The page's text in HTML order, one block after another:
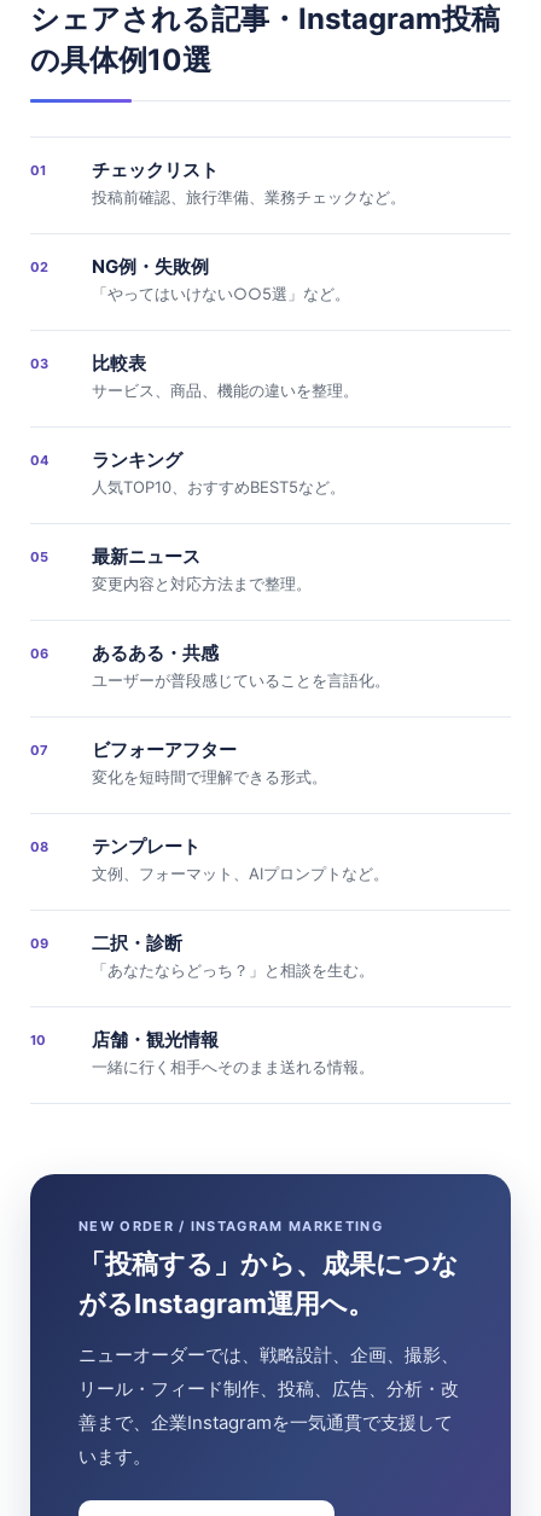
シェアされる記事・Instagram投稿
の具体例10選
01 チェックリスト
投稿前確認、旅行準備、業務チェックなど。
02 NG例・失敗例
「やってはいけない○○5選」など。
03 比較表
サービス、商品、機能の違いを整理。
04 ランキング
人気TOP10、おすすめBEST5など。
05 最新ニュース
変更内容と対応方法まで整理。
06 あるある・共感
ユーザーが普段感じていることを言語化。
07 ビフォーアフター
変化を短時間で理解できる形式。
08 テンプレート
文例、フォーマット、AIプロンプトなど。
09 二択・診断
「あなたならどっち？」と相談を生む。
10 店舗・観光情報
一緒に行く相手へそのまま送れる情報。
NEW ORDER / INSTAGRAM MARKETING
「投稿する」から、成果につな
がるInstagram運用へ。
ニューオーダーでは、戦略設計、企画、撮影、
リール・フィード制作、投稿、広告、分析・改
善まで、企業Instagramを一気通貫で支援して
います。